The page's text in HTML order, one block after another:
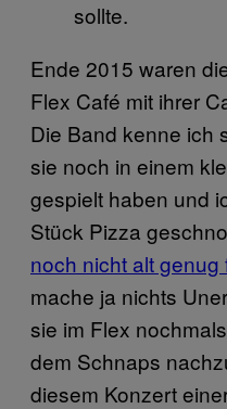
sollte.
Ende 2015 waren
Flex Café mit ihrer
Die Band kenne ich
sie noch in einem
gespielt haben und
Stück Pizza
noch nicht alt genug
mache ja nichts
sie im Flex
dem Schnaps
diesem Konzert